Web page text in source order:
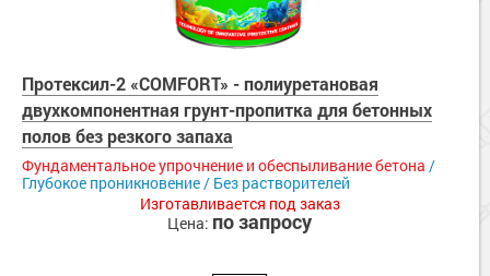
Протексил-2 «COMFORT» - полиуретановая
двухкомпонентная грунт-пропитка для бетонных
полов без резкого запаха
Фундаментальное упрочнение и обеспыливание бетона /
Глубокое проникновение / Без растворителей
Изготавливается под заказ
Цена: по запросу